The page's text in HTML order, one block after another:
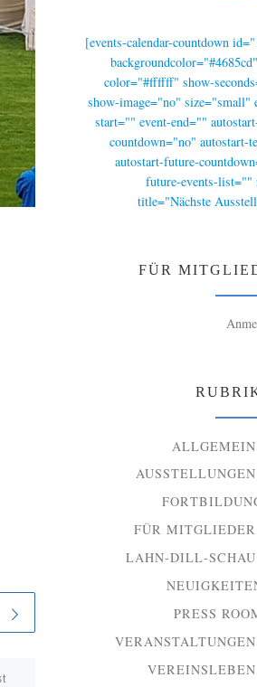
[events-calendar-countdown
color="#ffffff" show-
show-image="no" size="small"
start="" event-end=""
countdown="no" autostart-
autostart-future-
future-events-list=""
title="Nächste
FÜR
ALLGEMEIN
AUSSTELLUNGEN
FÜR MITGLIEDER
LAHN-DILL-SCHAU
PRESS
VERANSTALTUNGEN
VEREINSLEBEN